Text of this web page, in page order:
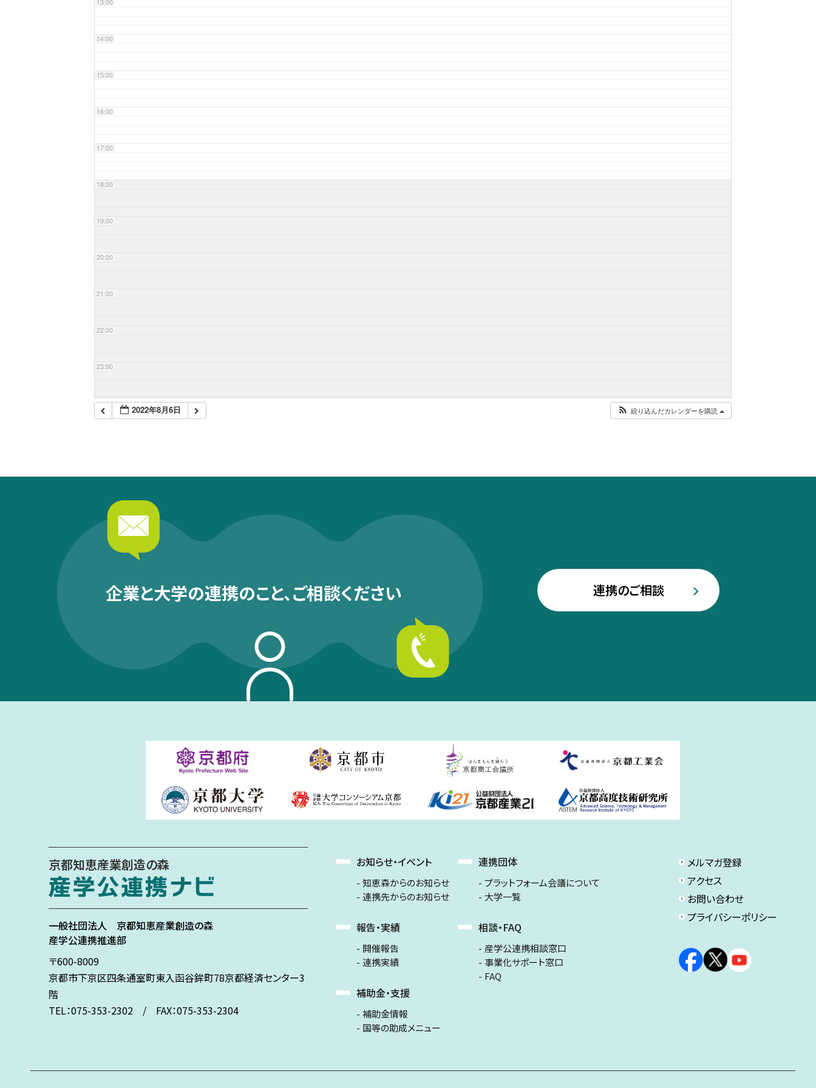
13:00
14:00
15:00
16:00
17:00
18:00
19:00
20:00
21:00
22:00
23:00
2022年8月6日 絞り込んだカレンダーを購読
企業と大学の連携のこと、ご相談ください 連携のご相談
京都知恵産業創造の森
一般社団法人 京都知恵産業創造の森
産学公連携推進部
〒600-8009
京都市下京区四条通室町東入函谷鉾町78京都経済センター3
階
TEL：075-353-2302 / FAX：075-353-2304
お知らせ・イベント
知恵森からのお知らせ
連携先からのお知らせ
報告・実績
開催報告
連携実績
補助金・支援
補助金情報
国等の助成メニュー
連携団体
プラットフォーム会議について
大学一覧
相談・FAQ
産学公連携相談窓口
事業化サポート窓口
FAQ
メルマガ登録
アクセス
お問い合わせ
プライバシーポリシー